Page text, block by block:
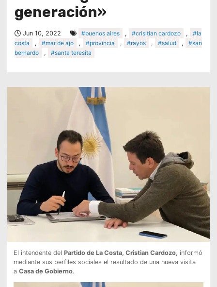
generación»
Jun 10, 2022 #buenos aires , #crisitian cardozo ,
#la
costa
, #mar de ajo , #provincia , #rayos , #salud ,
#san
bernardo
, #santa teresita
El intendente del Partido de La Costa, Cristian Cardozo, informó
mediante sus perfiles sociales el resultado de una nueva visita
a Casa de Gobierno.